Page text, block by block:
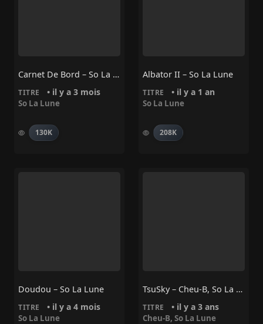
Carnet De Bord – So La Lune
TITRE • il y a 3 mois
So La Lune
130K
Albator II – So La Lune
TITRE • il y a 1 an
So La Lune
208K
Doudou – So La Lune
TITRE • il y a 4 mois
So La Lune
TsuSky – Cheu-B, So La Lune
TITRE • il y a 3 ans
Cheu-B, So La Lune